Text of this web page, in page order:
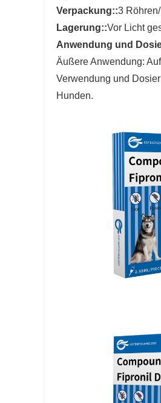
Verpackung::3
Lagerung::Vor Licht
Anwendung und
Äußere Anwendung:
Verwendung und
Hunden.